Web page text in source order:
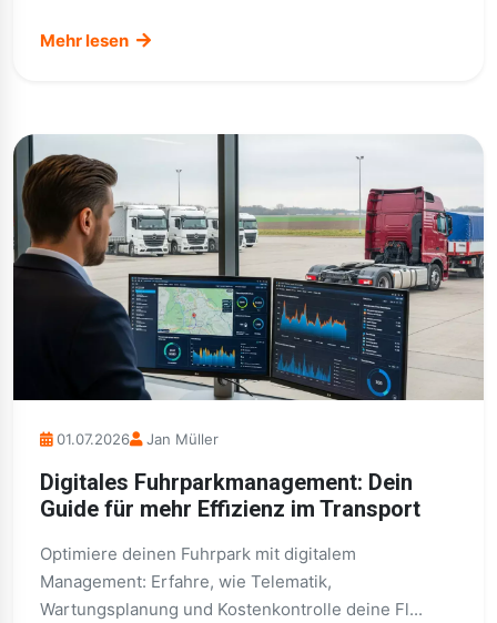
Mehr lesen
01.07.2026 Jan Müller
Digitales Fuhrparkmanagement: Dein
Guide für mehr Effizienz im Transport
Optimiere deinen Fuhrpark mit digitalem
Management: Erfahre, wie Telematik,
Wartungsplanung und Kostenkontrolle deine Fl...